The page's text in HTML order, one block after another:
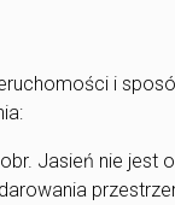
i
obr. Jasień nie jest